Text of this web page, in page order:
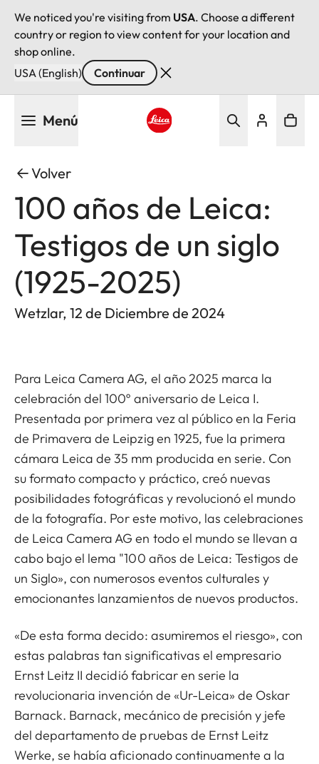
We noticed you're visiting from USA. Choose a different
country or region to view content for your location and
shop online.
USA (English)
Continuar
Menú
Volver
100 años de Leica:
Testigos de un siglo
(1925-2025)
Wetzlar, 12 de Diciembre de 2024
Para Leica Camera AG, el año 2025 marca la
celebración del 100º aniversario de Leica I.
Presentada por primera vez al público en la Feria
de Primavera de Leipzig en 1925, fue la primera
cámara Leica de 35 mm producida en serie. Con
su formato compacto y práctico, creó nuevas
posibilidades fotográficas y revolucionó el mundo
de la fotografía. Por este motivo, las celebraciones
de Leica Camera AG en todo el mundo se llevan a
cabo bajo el lema "100 años de Leica: Testigos de
un Siglo», con numerosos eventos culturales y
emocionantes lanzamientos de nuevos productos.
«De esta forma decido: asumiremos el riesgo», con
estas palabras tan significativas el empresario
Ernst Leitz II decidió fabricar en serie la
revolucionaria invención de «Ur-Leica» de Oskar
Barnack. Barnack, mecánico de precisión y jefe
del departamento de pruebas de Ernst Leitz
Werke, se había aficionado continuamente a la